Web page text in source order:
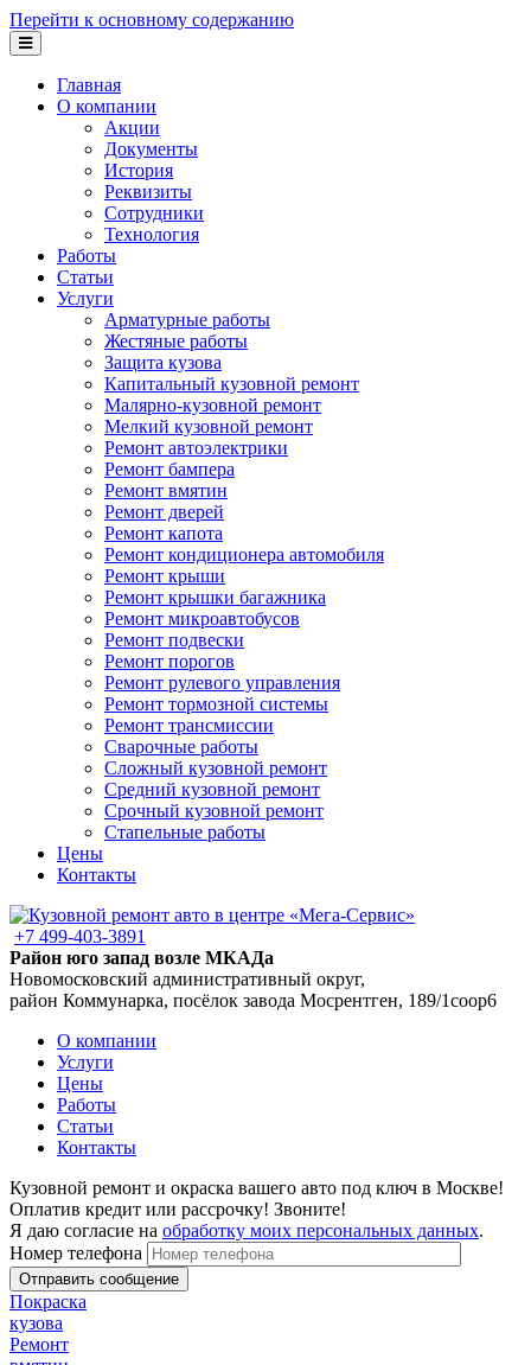
Перейти к основному содержанию
Главная
О компании
Акции
Документы
История
Реквизиты
Сотрудники
Технология
Работы
Статьи
Услуги
Арматурные работы
Жестяные работы
Защита кузова
Капитальный кузовной ремонт
Малярно-кузовной ремонт
Мелкий кузовной ремонт
Ремонт автоэлектрики
Ремонт бампера
Ремонт вмятин
Ремонт дверей
Ремонт капота
Ремонт кондиционера автомобиля
Ремонт крыши
Ремонт крышки багажника
Ремонт микроавтобусов
Ремонт подвески
Ремонт порогов
Ремонт рулевого управления
Ремонт тормозной системы
Ремонт трансмиссии
Сварочные работы
Сложный кузовной ремонт
Средний кузовной ремонт
Срочный кузовной ремонт
Стапельные работы
Цены
Контакты
+7 499-403-3891
Район юго запад возле МКАДа
Новомосковский административный округ,
район Коммунарка, посёлок завода Мосрентген, 189/1соор6
О компании
Услуги
Цены
Работы
Статьи
Контакты
Кузовной ремонт и окраска вашего авто под ключ в Москве!
Оплатив кредит или рассрочку! Звоните!
Я даю согласие на обработку моих персональных данных.
Номер телефона
Покраска
кузова
Ремонт